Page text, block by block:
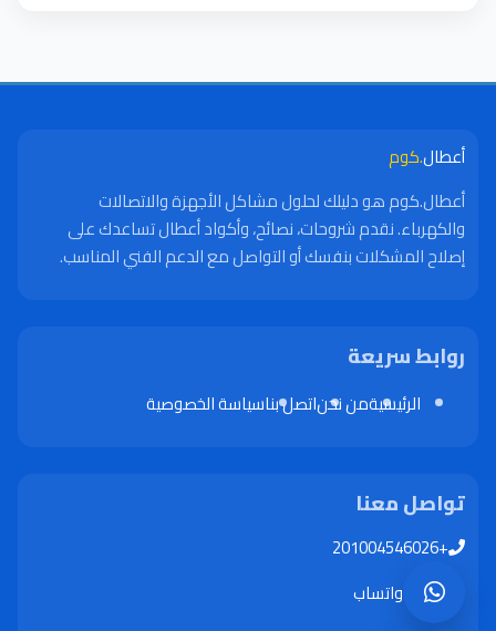
أعطال.كوم
أعطال.كوم هو دليلك لحلول مشاكل الأجهزة والاتصالات
والكهرباء. نقدم شروحات، نصائح، وأكواد أعطال تساعدك على
إصلاح المشكلات بنفسك أو التواصل مع الدعم الفني المناسب.
روابط سريعة
الرئيسيةمن نحناتصل بناسياسة الخصوصية
تواصل معنا
+201004546026
واتساب